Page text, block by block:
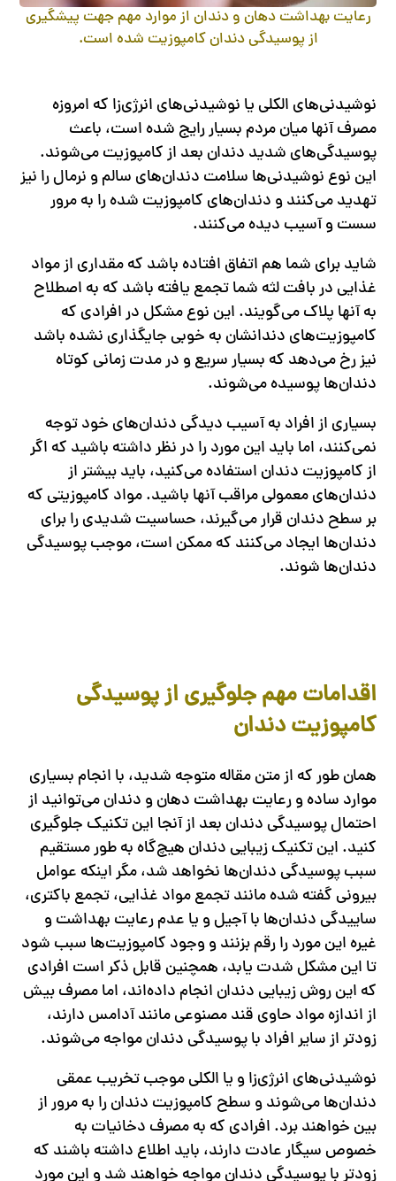
رعایت بهداشت دهان و دندان از موارد مهم جهت پیشگیری
از پوسیدگی دندان کامپوزیت شده است.
نوشیدنی‌های الکلی یا نوشیدنی‌های انرژی‌زا که امروزه
مصرف آنها میان مردم بسیار رایج شده است، باعث
پوسیدگی‌های شدید دندان بعد از کامپوزیت می‌شوند.
این نوع نوشیدنی‌ها سلامت دندان‌های سالم و نرمال را نیز
تهدید می‌کنند و دندان‌های کامپوزیت شده را به مرور
سست و آسیب دیده می‌کنند.
شاید برای شما هم اتفاق افتاده باشد که مقداری از مواد
غذایی در بافت لثه شما تجمع یافته باشد که به اصطلاح
به آنها پلاک می‌گویند. این نوع مشکل در افرادی که
کامپوزیت‌های دندانشان به خوبی جایگذاری نشده باشد
نیز رخ می‌دهد که بسیار سریع و در مدت زمانی کوتاه
دندان‌ها پوسیده می‌شوند.
بسیاری از افراد به آسیب دیدگی دندان‌های خود توجه
نمی‌کنند، اما باید این مورد را در نظر داشته باشید که اگر
از کامپوزیت دندان استفاده می‌کنید، باید بیشتر از
دندان‌های معمولی مراقب آنها باشید. مواد کامپوزیتی که
بر سطح دندان قرار می‌گیرند، حساسیت شدیدی را برای
دندان‌ها ایجاد می‌کنند که ممکن است، موجب پوسیدگی
دندان‌ها شوند.
اقدامات مهم جلوگیری از پوسیدگی
کامپوزیت دندان
همان طور که از متن مقاله متوجه شدید، با انجام بسیاری
موارد ساده و رعایت بهداشت دهان و دندان می‌توانید از
احتمال پوسیدگی دندان بعد از آنجا این تکنیک جلوگیری
کنید. این تکنیک زیبایی دندان هیچ‌گاه به طور مستقیم
سبب پوسیدگی دندان‌ها نخواهد شد، مگر اینکه عوامل
بیرونی گفته شده مانند تجمع مواد غذایی، تجمع باکتری،
ساییدگی دندان‌ها با آجیل و یا عدم رعایت بهداشت و
غیره این مورد را رقم بزنند و وجود کامپوزیت‌ها سبب شود
تا این مشکل شدت یابد، همچنین قابل ذکر است افرادی
که این روش زیبایی دندان انجام داده‌اند، اما مصرف بیش
از اندازه مواد حاوی قند مصنوعی مانند آدامس دارند،
زودتر از سایر افراد با پوسیدگی دندان مواجه می‌شوند.
نوشیدنی‌های انرژی‌زا و یا الکلی موجب تخریب عمقی
دندان‌ها می‌شوند و سطح کامپوزیت دندان را به مرور از
بین خواهند برد. افرادی که به مصرف دخانیات به
خصوص سیگار عادت دارند، باید اطلاع داشته باشند که
زودتر با پوسیدگی دندان مواجه خواهند شد و این مورد